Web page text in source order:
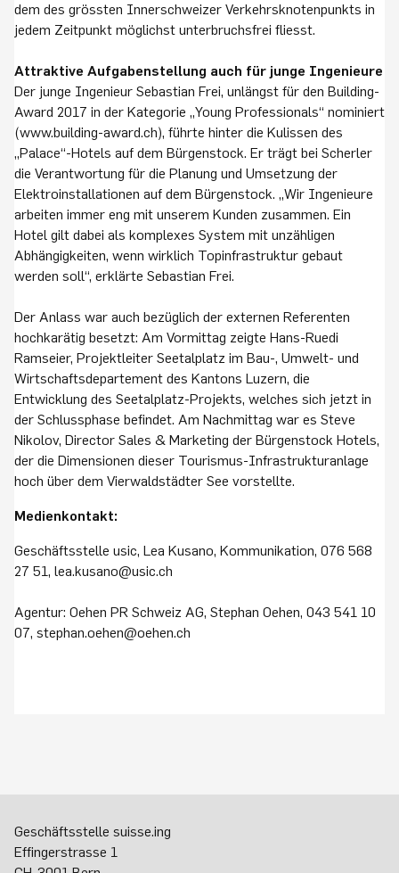
dem des grössten Innerschweizer Verkehrsknotenpunkts in
jedem Zeitpunkt möglichst unterbruchsfrei fliesst.
Attraktive Aufgabenstellung auch für junge Ingenieure
Der junge Ingenieur Sebastian Frei, unlängst für den Building-
Award 2017 in der Kategorie „Young Professionals“ nominiert
(www.building-award.ch), führte hinter die Kulissen des
„Palace“-Hotels auf dem Bürgenstock. Er trägt bei Scherler
die Verantwortung für die Planung und Umsetzung der
Elektroinstallationen auf dem Bürgenstock. „Wir Ingenieure
arbeiten immer eng mit unserem Kunden zusammen. Ein
Hotel gilt dabei als komplexes System mit unzähligen
Abhängigkeiten, wenn wirklich Topinfrastruktur gebaut
werden soll“, erklärte Sebastian Frei.
Der Anlass war auch bezüglich der externen Referenten
hochkarätig besetzt: Am Vormittag zeigte Hans-Ruedi
Ramseier, Projektleiter Seetalplatz im Bau-, Umwelt- und
Wirtschaftsdepartement des Kantons Luzern, die
Entwicklung des Seetalplatz-Projekts, welches sich jetzt in
der Schlussphase befindet. Am Nachmittag war es Steve
Nikolov, Director Sales & Marketing der Bürgenstock Hotels,
der die Dimensionen dieser Tourismus-Infrastrukturanlage
hoch über dem Vierwaldstädter See vorstellte.
Medienkontakt:
Geschäftsstelle usic, Lea Kusano, Kommunikation, 076 568
27 51, lea.kusano@usic.ch
Agentur: Oehen PR Schweiz AG, Stephan Oehen, 043 541 10
07, stephan.oehen@oehen.ch
Geschäftsstelle suisse.ing
Effingerstrasse 1